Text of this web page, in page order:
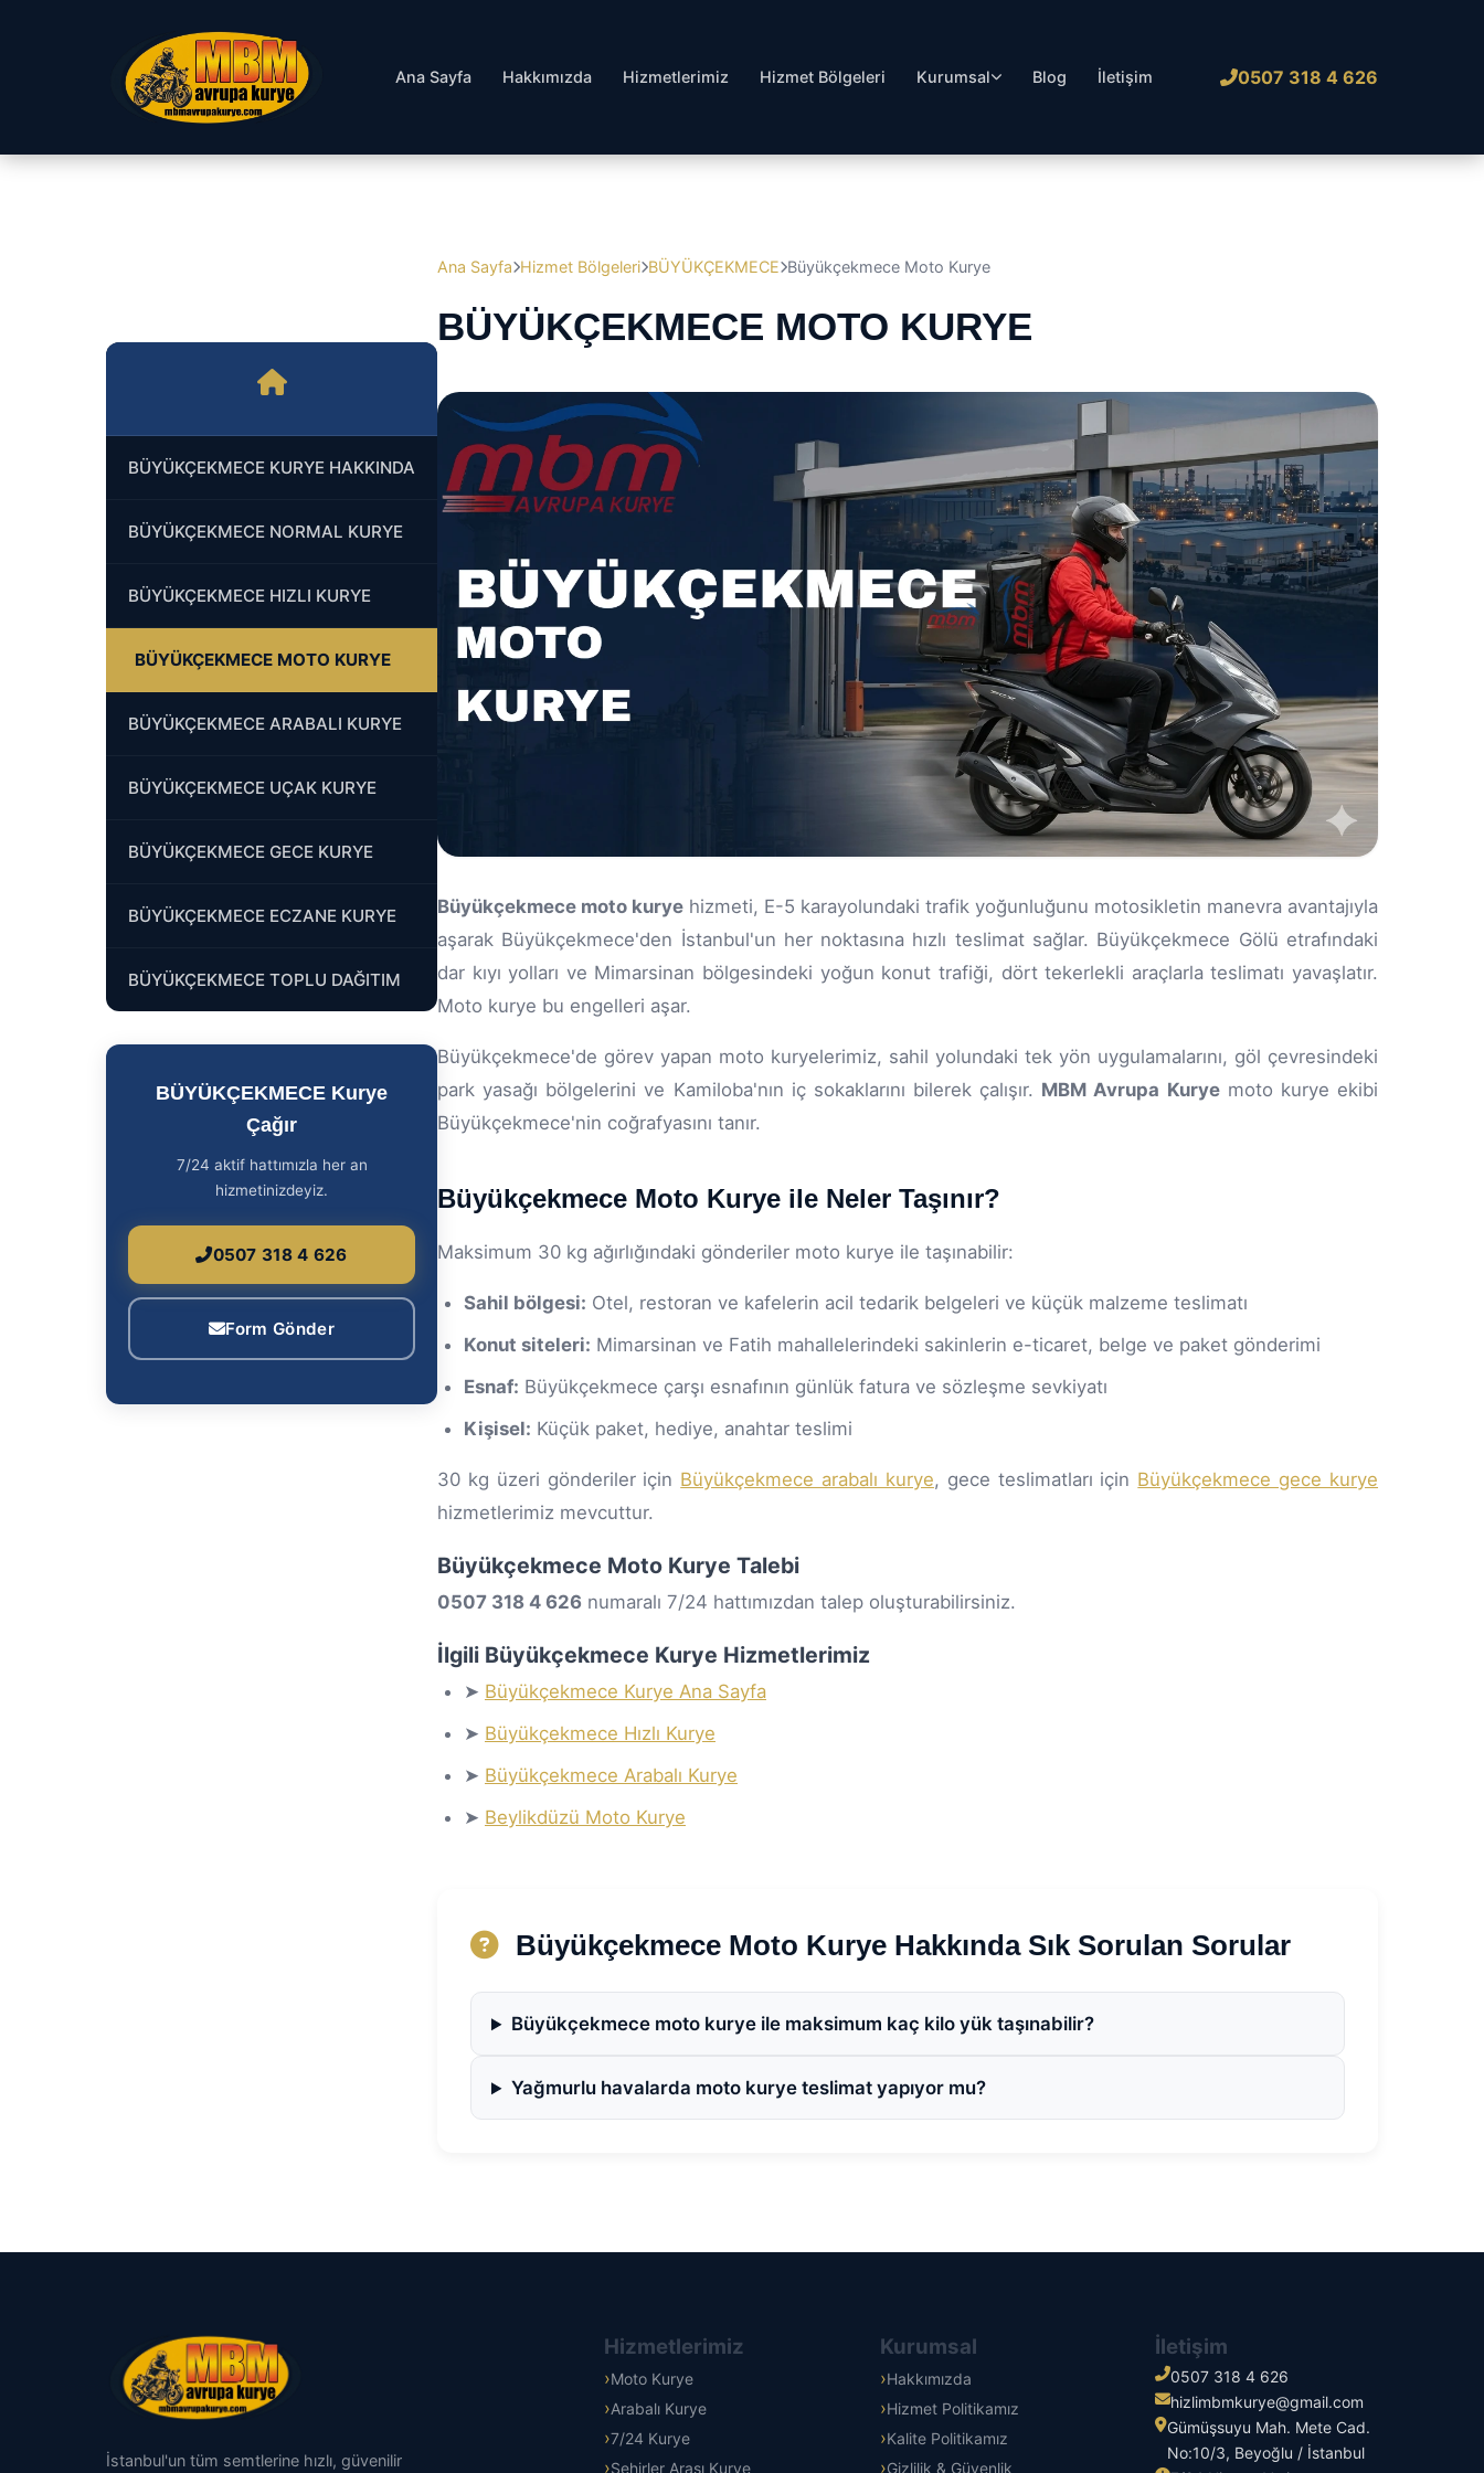
Ana Sayfa Hakkımızda Hizmetlerimiz Hizmet Bölgeleri Kurumsal Blog İletişim 0507 318 4 626
BÜYÜKÇEKMECE KURYE HAKKINDA
BÜYÜKÇEKMECE NORMAL KURYE
BÜYÜKÇEKMECE HIZLI KURYE
BÜYÜKÇEKMECE MOTO KURYE
BÜYÜKÇEKMECE ARABALI KURYE
BÜYÜKÇEKMECE UÇAK KURYE
BÜYÜKÇEKMECE GECE KURYE
BÜYÜKÇEKMECE ECZANE KURYE
BÜYÜKÇEKMECE TOPLU DAĞITIM
BÜYÜKÇEKMECE Kurye
Çağır
7/24 aktif hattımızla her an
hizmetinizdeyiz.
0507 318 4 626
Form Gönder
Ana Sayfa Hizmet Bölgeleri BÜYÜKÇEKMECE Büyükçekmece Moto Kurye
BÜYÜKÇEKMECE MOTO KURYE
Büyükçekmece moto kurye hizmeti, E-5 karayolundaki trafik yoğunluğunu motosikletin manevra avantajıyla
aşarak Büyükçekmece'den İstanbul'un her noktasına hızlı teslimat sağlar. Büyükçekmece Gölü etrafındaki
dar kıyı yolları ve Mimarsinan bölgesindeki yoğun konut trafiği, dört tekerlekli araçlarla teslimatı yavaşlatır.
Moto kurye bu engelleri aşar.
Büyükçekmece'de görev yapan moto kuryelerimiz, sahil yolundaki tek yön uygulamalarını, göl çevresindeki
park yasağı bölgelerini ve Kamiloba'nın iç sokaklarını bilerek çalışır. MBM Avrupa Kuryemoto kurye ekibi
Büyükçekmece'nin coğrafyasını tanır.
Büyükçekmece Moto Kurye ile Neler Taşınır?
Maksimum 30 kg ağırlığındaki gönderiler moto kurye ile taşınabilir:
Sahil bölgesi: Otel, restoran ve kafelerin acil tedarik belgeleri ve küçük malzeme teslimatı
Konut siteleri: Mimarsinan ve Fatih mahallelerindeki sakinlerin e-ticaret, belge ve paket gönderimi
Esnaf: Büyükçekmece çarşı esnafının günlük fatura ve sözleşme sevkiyatı
Kişisel: Küçük paket, hediye, anahtar teslimi
30 kg üzeri gönderiler için Büyükçekmece arabalı kurye, gece teslimatları için Büyükçekmece gece kurye
hizmetlerimiz mevcuttur.
Büyükçekmece Moto Kurye Talebi
0507 318 4 626 numaralı 7/24 hattımızdan talep oluşturabilirsiniz.
İlgili Büyükçekmece Kurye Hizmetlerimiz
➤ Büyükçekmece Kurye Ana Sayfa
➤ Büyükçekmece Hızlı Kurye
➤ Büyükçekmece Arabalı Kurye
➤ Beylikdüzü Moto Kurye
Büyükçekmece Moto Kurye Hakkında Sık Sorulan Sorular
Büyükçekmece moto kurye ile maksimum kaç kilo yük taşınabilir?
Yağmurlu havalarda moto kurye teslimat yapıyor mu?
İstanbul'un tüm semtlerine hızlı, güvenilir
Hizmetlerimiz
Moto Kurye
Arabalı Kurye
7/24 Kurye
Şehirler Arası Kurye
Kurumsal
Hakkımızda
Hizmet Politikamız
Kalite Politikamız
Gizlilik & Güvenlik
İletişim
0507 318 4 626
hizlimbmkurye@gmail.com
Gümüşsuyu Mah. Mete Cad.
No:10/3, Beyoğlu / İstanbul